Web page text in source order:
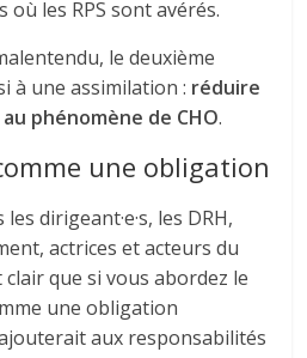
les RPS sont avérés.
le deuxième
à une assimilation : réduire
phénomène de CHO.
une obligation
dirigeant·e·s, les DRH,
actrices et acteurs du
que si vous abordez le
une obligation
aux responsabilités